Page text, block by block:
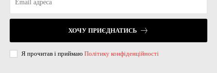
ХОЧУ ПРИЄДНАТИСЬ
Я прочитав і приймаю Політику конфіденційності